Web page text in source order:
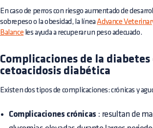
En caso de perros con riesgo aumentado de
sobrepeso o la obesidad, la línea Advance
Balance les ayuda a recuperar un peso adecuado.
Complicaciones de la
cetoacidosis diabética
Existen dos tipos de complicaciones: crónicas y
Complicaciones crónicas : resultan de